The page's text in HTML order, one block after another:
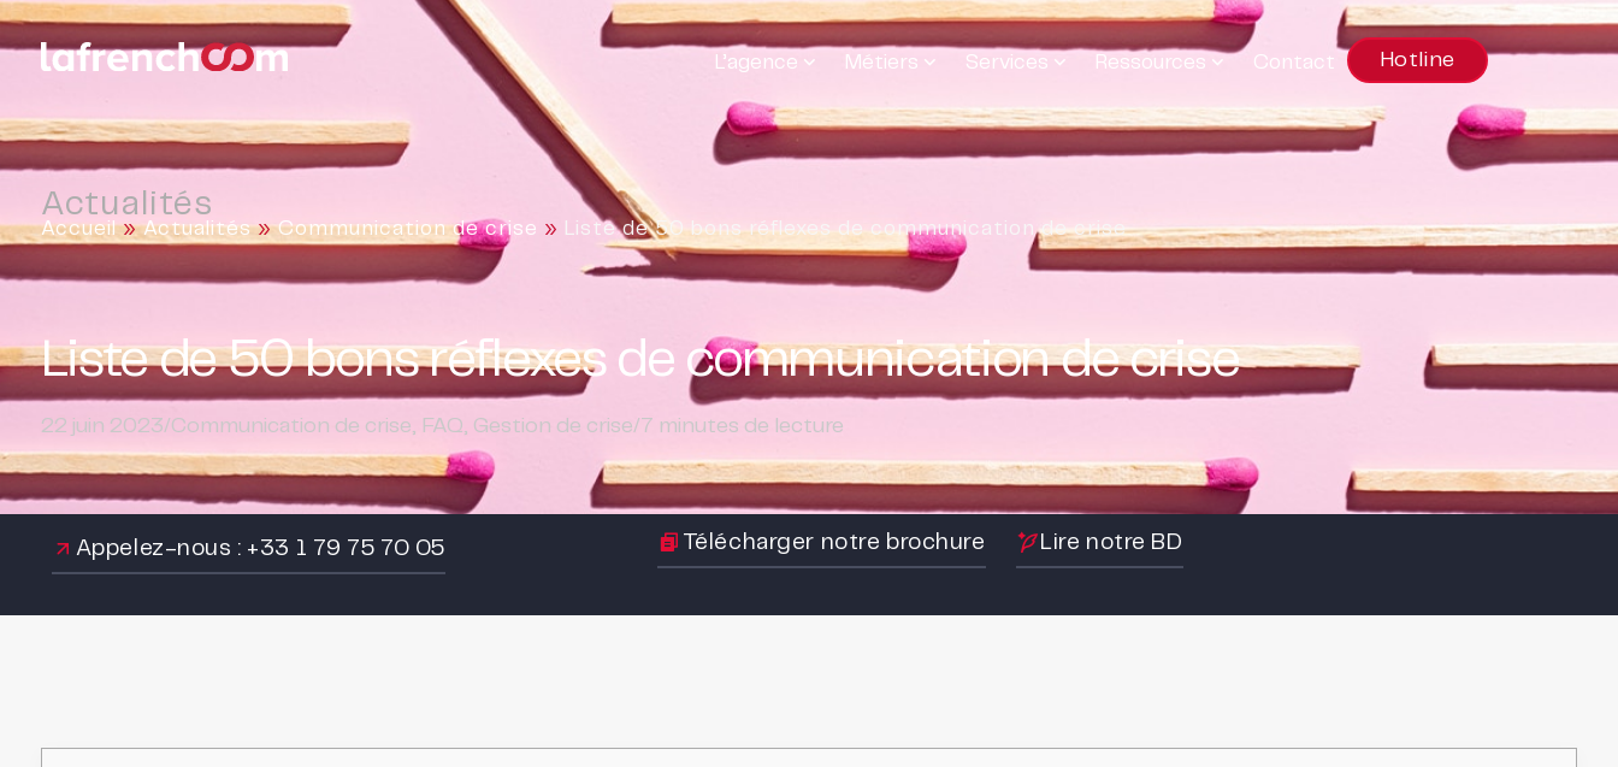
L’agence Métiers Services Ressources Contact Hotline
Actualités
Accueil»Actualités»Communication de crise » Liste de 50 bons réflexes de communication de crise
Liste de 50 bons réflexes de communication de crise
22 juin 2023/Communication de crise, FAQ, Gestion de crise/7 minutes de lecture
Appelez-nous : +33 1 79 75 70 05 Télécharger notre brochure Lire notre BD